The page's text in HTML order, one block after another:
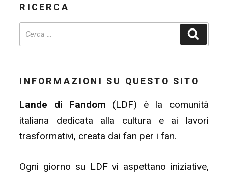
RICERCA
INFORMAZIONI SU QUESTO SITO
Lande di Fandom (LDF) è la comunità
italiana dedicata alla cultura e ai lavori
trasformativi, creata dai fan per i fan.
Ogni giorno su LDF vi aspettano iniziative,